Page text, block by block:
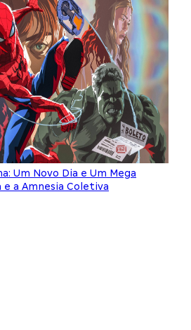
Um Novo Dia e Um Mega
e a Amnesia Coletiva